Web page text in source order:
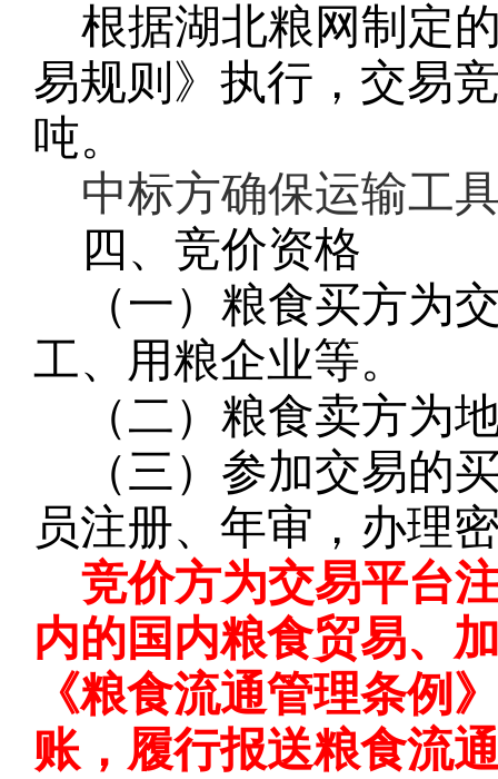
根据湖北粮网制定
易规则》执行，交易
吨。
中标方确保运输工
四、竞价资格
（一）粮食买方为
工、用粮企业等。
（二）粮食卖方为
（三）参加交易的
员注册、年审，办理
竞价方为交易平台
内的国内粮食贸易、
《粮食流通管理条例
账，履行报送粮食流